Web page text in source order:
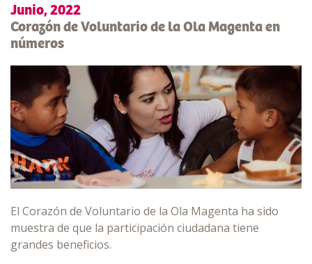
Junio, 2022
Corazón de Voluntario de la Ola Magenta en
números
El Corazón de Voluntario de la Ola Magenta ha sido
muestra de que la participación ciudadana tiene
grandes beneficios.